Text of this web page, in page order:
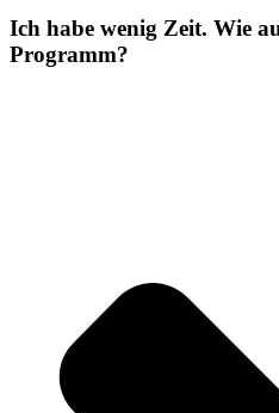
Ich habe wenig Zeit. Wie
Programm?